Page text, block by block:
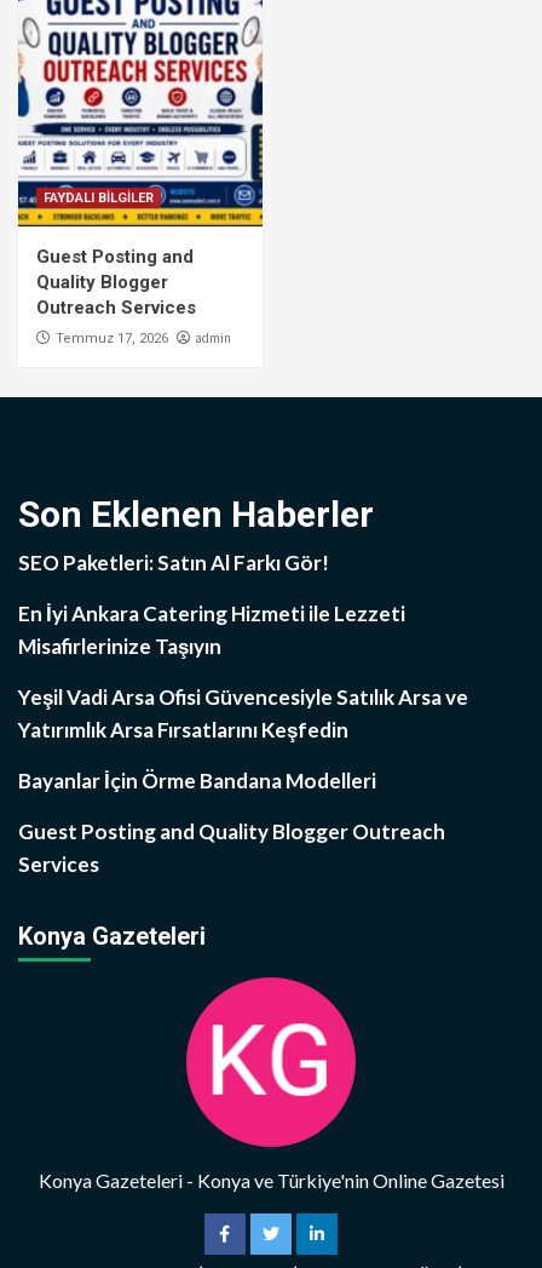
FAYDALI BİLGİLER
Guest Posting and
Quality Blogger
Outreach Services
Temmuz 17, 2026 admin
Son Eklenen Haberler
SEO Paketleri: Satın Al Farkı Gör!
En İyi Ankara Catering Hizmeti ile Lezzeti
Misafirlerinize Taşıyın
Yeşil Vadi Arsa Ofisi Güvencesiyle Satılık Arsa ve
Yatırımlık Arsa Fırsatlarını Keşfedin
Bayanlar İçin Örme Bandana Modelleri
Guest Posting and Quality Blogger Outreach
Services
Konya Gazeteleri
Konya Gazeteleri - Konya ve Türkiye'nin Online Gazetesi